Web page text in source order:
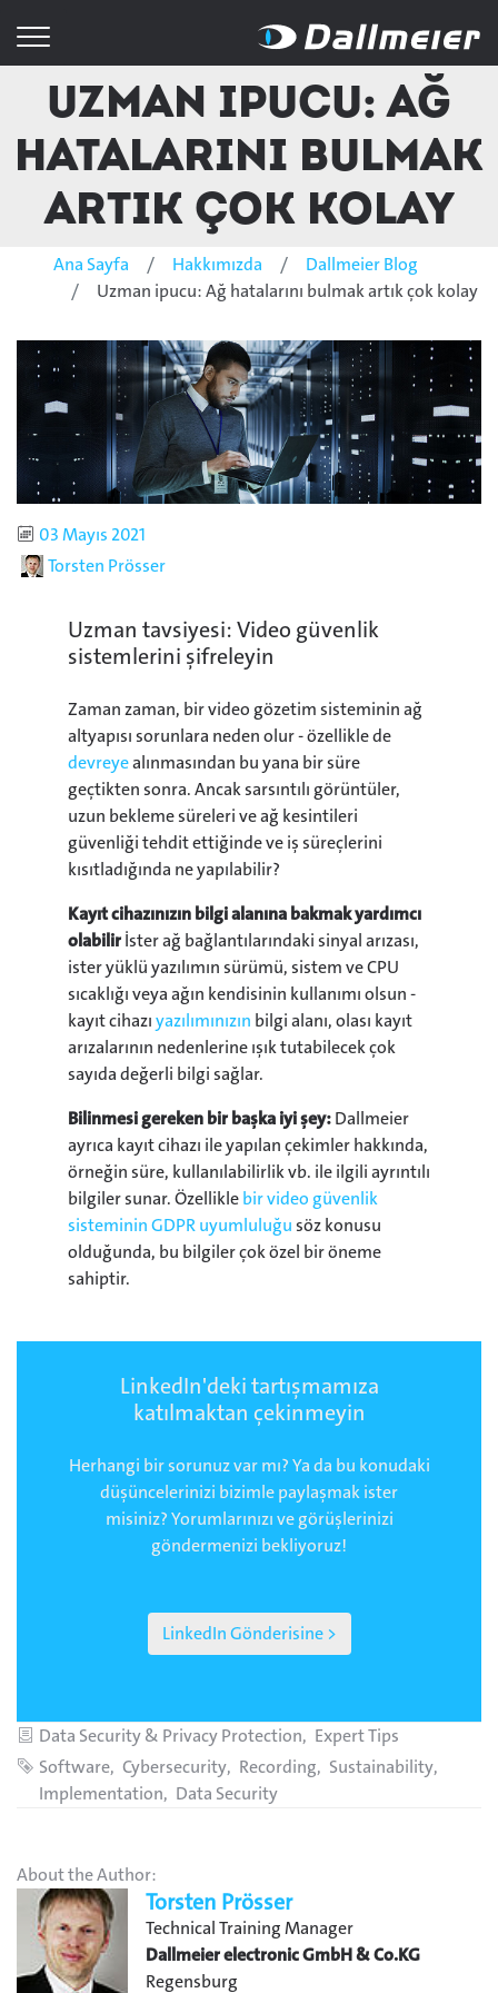
Uzman ipucu: Ağ
hatalarını bulmak
artık çok kolay
Ana Sayfa Hakkımızda
Dallmeier Blog
Uzman ipucu: Ağ hatalarını bulmak artık çok kolay
Published
03 Mayıs 2021
AuthorTorsten Prösser
Uzman tavsiyesi: Video güvenlik
sistemlerini şifreleyin
Zaman zaman, bir video gözetim sisteminin ağ
altyapısı sorunlara neden olur - özellikle de
devreyealınmasından bu yana bir süre
geçtikten sonra. Ancak sarsıntılı görüntüler,
uzun bekleme süreleri ve ağ kesintileri
güvenliği tehdit ettiğinde ve iş süreçlerini
kısıtladığında ne yapılabilir?
Kayıt cihazınızın bilgi alanına bakmak yardımcı
olabilirİster ağ bağlantılarındaki sinyal arızası,
ister yüklü yazılımın sürümü, sistem ve CPU
sıcaklığı veya ağın kendisinin kullanımı olsun -
kayıt cihazıyazılımınızın bilgi alanı, olası kayıt
arızalarının nedenlerine ışık tutabilecek çok
sayıda değerli bilgi sağlar.
Bilinmesi gereken bir başka iyi şey:Dallmeier
ayrıca kayıt cihazı ile yapılan çekimler hakkında,
örneğin süre, kullanılabilirlik vb. ile ilgili ayrıntılı
bilgiler sunar. Özelliklebir video güvenlik
sisteminin GDPR uyumluluğusöz konusu
olduğunda, bu bilgiler çok özel bir öneme
sahiptir.
LinkedIn'deki tartışmamıza
katılmaktan çekinmeyin
Herhangi bir sorunuz var mı? Ya da bu konudaki
düşüncelerinizi bizimle paylaşmak ister
misiniz? Yorumlarınızı ve görüşlerinizi
göndermenizi bekliyoruz!
LinkedIn Gönderisine >
Categories
Data Security & Privacy Protection
Expert Tips
Tags
Software Cybersecurity Recording
Sustainability
Implementation
Data Security
About the Author:
Torsten Prösser
Technical Training Manager
Dallmeier electronic GmbH & Co.KG
Regensburg